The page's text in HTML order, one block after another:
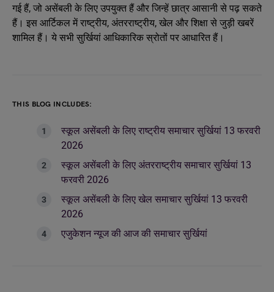
गई हैं, जो असेंबली के लिए उपयुक्त हैं और जिन्हें छात्र आसानी से पढ़ सकते
हैं। इस आर्टिकल में राष्ट्रीय, अंतरराष्ट्रीय, खेल और शिक्षा से जुड़ी खबरें
शामिल हैं। ये सभी सुर्खियां आधिकारिक स्रोतों पर आधारित हैं।
THIS BLOG INCLUDES:
स्कूल असेंबली के लिए राष्ट्रीय समाचार सुर्खियां 13 फरवरी
2026
स्कूल असेंबली के लिए अंतरराष्ट्रीय समाचार सुर्खियां 13
फरवरी 2026
स्कूल असेंबली के लिए खेल समाचार सुर्खियां 13 फरवरी
2026
एजुकेशन न्यूज की आज की समाचार सुर्खियां